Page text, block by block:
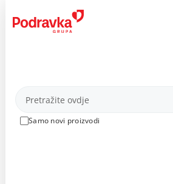
content
Proizvodi
Samo novi proizvodi